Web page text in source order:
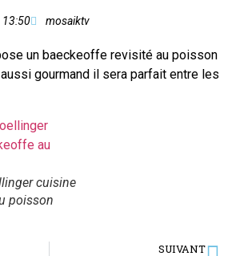
13:50 mosaiktv
un baeckeoffe revisité au poisson
gourmand il sera parfait entre les
cuisine
poisson
SUIVANT